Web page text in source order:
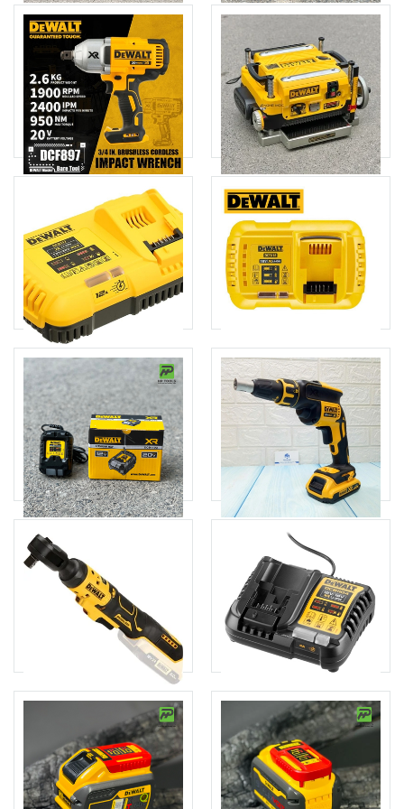
Máy hút bụi 3 chức năng
Dewalt DXV23P
3.440.000đ
Thêm giỏ hàng
Máy đánh bóng lệch tâm
Dewalt DCM848N-XJ
4.510.000đ
Thêm giỏ hàng
Máy siết bu lông dùng pin
Dewalt DCF897
4.350.000đ
Thêm giỏ hàng
Máy bào cuốn Dewalt
DW735-KR
24.500.000đ
Thêm giỏ hàng
Bộ đế sạc nhanh 18V-54V
Dewalt DCB117
2.070.000đ
Thêm giỏ hàng
Bộ sạc pin 10.8-18V Dewalt
DCB118
1.030.000đ
Thêm giỏ hàng
Bộ sạc pin 10.8-18V/ 2A
Dewalt DCB1102-B1
530.000đ
Thêm giỏ hàng
Máy bắt vít thạch cao
Dewalt DCF620N - KR
2.550.000đ
Thêm giỏ hàng
Máy siết bu lông góc đầu
1/2" Dewalt DCF512
3.610.000đ
Thêm giỏ hàng
Bộ sạc pin 12-20V/ 4A
Dewalt DCB1104
670.000đ
Thêm giỏ hàng